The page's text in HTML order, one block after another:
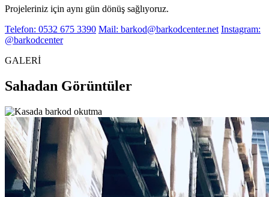
Projeleriniz için aynı gün dönüş sağlıyoruz.
Telefon: 0532 675 3390 Mail: barkod@barkodcenter.net Instagram:
@barkodcenter
GALERİ
Sahadan Görüntüler